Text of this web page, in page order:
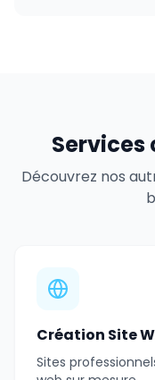
Découvrez nos
Création Site
Sites